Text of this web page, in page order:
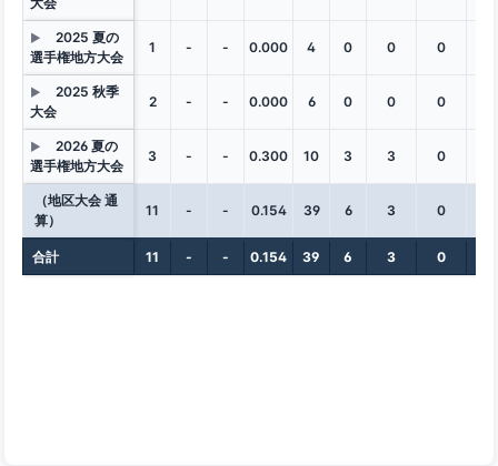
▶
2025 夏の
選手権地方大会
1 - - 0.000 4 0 0 0
▶
2025 秋季
大会
2 - - 0.000 6 0 0 0
▶
2026 夏の
選手権地方大会
3 - - 0.300 10 3 3 0
（地区大会 通
算）
11 - - 0.154 39 6 3 0
合計 11 - - 0.154 39 6 3 0